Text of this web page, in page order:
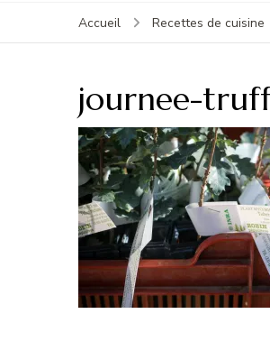
Accueil Recettes de cuisine
journee-